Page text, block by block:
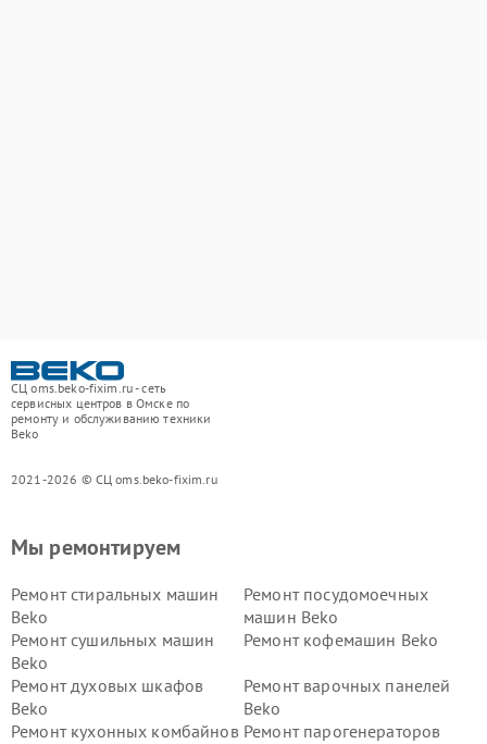
СЦ oms.beko-fixim.ru - сеть
сервисных центров в Омске по
ремонту и обслуживанию техники
Beko
2021-2026 © СЦ oms.beko-fixim.ru
Мы ремонтируем
Ремонт стиральных машин
Beko
Ремонт посудомоечных
машин Beko
Ремонт сушильных машин
Beko
Ремонт кофемашин Beko
Ремонт духовых шкафов
Beko
Ремонт варочных панелей
Beko
Ремонт кухонных комбайнов Ремонт парогенераторов